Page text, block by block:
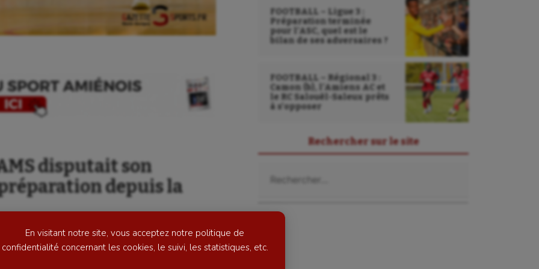
En visitant notre site, vous acceptez notre politique de
confidentialité concernant les cookies, le suivi, les statistiques, etc.
Longue paume
Moto
Natation artistique
Sauvetage sportif
disputait son
depuis la
ont sollicité suite àl’annulationde deux de leurs
groupe de dix joueurs était présent pour cette
FOOTBALL – Ligue 3 :
Préparation terminée
pour l’ASC, quel est le
bilan de ses adversaires ?
FOOTBALL – Régional 3 :
Camon (b), l’Amiens AC et
le RC Salouël-Saleux prêts
à s’opposer
Rechercher sur le site